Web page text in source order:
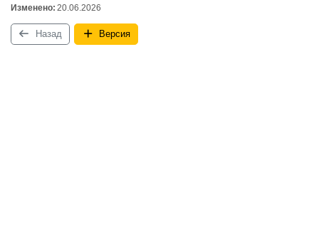
Изменено: 20.06.2026
Назад Версия